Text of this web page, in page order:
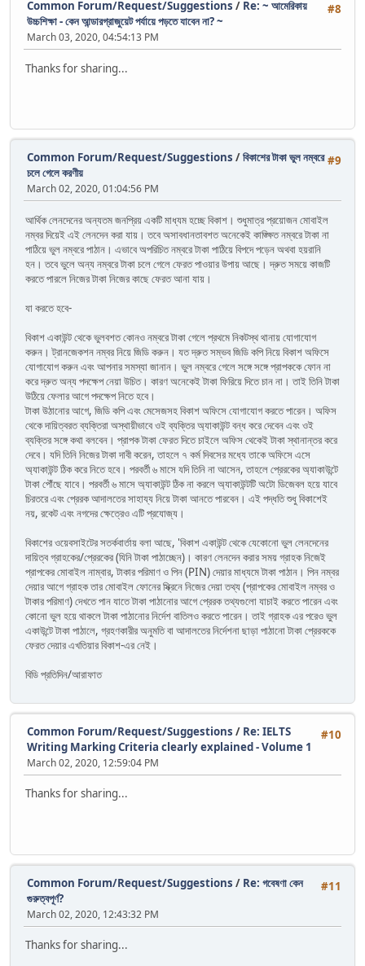
#8
Common Forum/Request/Suggestions / Re: ~ আমেরিকায়
উচ্চশিক্ষা - কেন আন্ডারগ্রাজুয়েট পর্যায়ে পড়তে যাবেন না? ~
March 03, 2020, 04:54:13 PM
Thanks for sharing...
#9
Common Forum/Request/Suggestions /বিকাশের টাকা ভুল নম্বরে
চলে গেলে করণীয়
March 02, 2020, 01:04:56 PM
আর্থিক লেনদেনের অন্যতম জনপ্রিয় একটি মাধ্যম হচ্ছে বিকাশ। শুধুমাত্র প্রয়োজন মোবাইল
নম্বর দিয়েই এই লেনদেন করা যায়। তবে অসাবধানতাবশত অনেকেই কাঙ্ক্ষিত নম্বরে টাকা না
পাঠিয়ে ভুল নম্বরে পাঠান। এভাবে অপরিচিত নম্বরে টাকা পাঠিয়ে বিপদে পড়েন অথবা হয়রানি
হন। তবে ভুলে অন্য নম্বরে টাকা চলে গেলে ফেরত পাওয়ার উপায় আছে। দ্রুত সময়ে কাজটি
করতে পারলে নিজের টাকা নিজের কাছে ফেরত আনা যায়।
যা করতে হবে-
বিকাশ একাউন্ট থেকে ভুলবশত কোনও নম্বরে টাকা গেলে প্রথমে নিকটস্থ থানায় যোগাযোগ
করুন। ট্রানজেকশন নম্বর নিয়ে জিডি করুন। যত দ্রুত সম্ভব জিডি কপি নিয়ে বিকাশ অফিসে
যোগাযোগ করুন এবং আপনার সমস্যা জানান। ভুল নম্বরে গেলে সঙ্গে সঙ্গে প্রাপককে ফোন না
করে দ্রুত অন্য পদক্ষেপ নেয়া উচিত। কারণ অনেকেই টাকা ফিরিয়ে দিতে চান না। তাই তিনি টাকা
উঠিয়ে ফেলার আগে পদক্ষেপ নিতে হবে।
টাকা উঠানোর আগে, জিডি কপি এবং মেসেজসহ বিকাশ অফিসে যোগাযোগ করতে পারেন। অফিস
থেকে দায়িত্বরত ব্যক্তিরা অস্থায়ীভাবে ওই ব্যক্তির অ্যাকাউন্ট বন্ধ করে দেবেন এবং ওই
ব্যক্তির সঙ্গে কথা বলবেন। প্রাপক টাকা ফেরত দিতে চাইলে অফিস থেকেই টাকা স্থানান্তর করে
দেবে। যদি তিনি নিজের টাকা দাবী করেন, তাহলে ৭ কর্ম দিবসের মধ্যে তাকে অফিসে এসে
অ্যাকাউন্ট ঠিক করে নিতে হবে। পরবর্তী ৬ মাসে যদি তিনি না আসেন, তাহলে প্রেরকের অ্যাকাউন্টে
টাকা পৌঁছে যাবে। পরবর্তী ৬ মাসে অ্যাকাউন্ট ঠিক না করলে অ্যাকাউন্টটি অটো ডিজেবল হয়ে যাবে
চিরতরে এবং প্রেরক আদালতের সাহায্য নিয়ে টাকা আনতে পারবেন। এই পদ্ধতি শুধু বিকাশেই
নয়, রকেট এবং নগদের ক্ষেত্রেও এটি প্রযোজ্য।
বিকাশের ওয়েবসাইটের সতর্কবার্তায় বলা আছে, 'বিকাশ একাউন্ট থেকে যেকোনো ভুল লেনদেনের
দায়িত্ব গ্রাহকের/প্রেরকের (যিনি টাকা পাঠাচ্ছেন)। কারণ লেনদেন করার সময় গ্রাহক নিজেই
প্রাপকের মোবাইল নাম্বার, টাকার পরিমাণ ও পিন (PIN) দেয়ার মাধ্যমে টাকা পাঠান। পিন নম্বর
দেয়ার আগে গ্রাহক তার মোবাইল ফোনের স্ক্রিনে নিজের দেয়া তথ্য (প্রাপকের মোবাইল নম্বর ও
টাকার পরিমাণ) দেখতে পান যাতে টাকা পাঠানোর আগে প্রেরক তথ্যগুলো যাচাই করতে পারেন এবং
কোনো ভুল হয়ে থাকলে টাকা পাঠানোর নির্দেশ বাতিলও করতে পারেন। তাই গ্রাহক এর পরেও ভুল
একাউন্টে টাকা পাঠালে, গ্রহণকারীর অনুমতি বা আদালতের নির্দেশনা ছাড়া পাঠানো টাকা প্রেরককে
ফেরত দেয়ার এখতিয়ার বিকাশ-এর নেই।
বিডি প্রতিদিন/আরাফাত
#10
Common Forum/Request/Suggestions / Re: IELTS
Writing Marking Criteria clearly explained - Volume 1
March 02, 2020, 12:59:04 PM
Thanks for sharing...
#11
Common Forum/Request/Suggestions / Re: গবেষণা কেন
গুরুত্বপূর্ণ?
March 02, 2020, 12:43:32 PM
Thanks for sharing...